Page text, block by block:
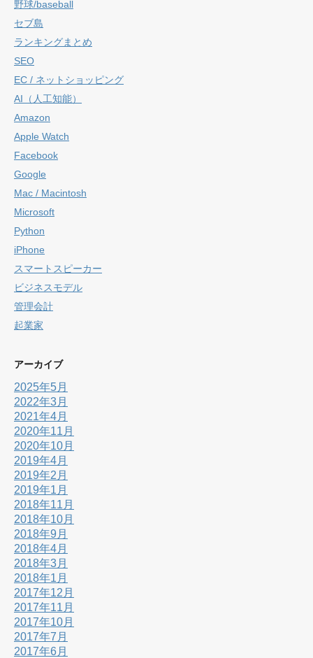
野球/baseball
セブ島
ランキングまとめ
SEO
EC / ネットショッピング
AI（人工知能）
Amazon
Apple Watch
Facebook
Google
Mac / Macintosh
Microsoft
Python
iPhone
スマートスピーカー
ビジネスモデル
管理会計
起業家
アーカイブ
2025年5月
2022年3月
2021年4月
2020年11月
2020年10月
2019年4月
2019年2月
2019年1月
2018年11月
2018年10月
2018年9月
2018年4月
2018年3月
2018年1月
2017年12月
2017年11月
2017年10月
2017年7月
2017年6月